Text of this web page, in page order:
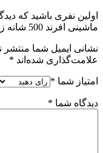
اولین نفری باشید که
ماشینی افرند 500 شانه زمینه مشکی مدل اساطیر”
نشانی ایمیل شما منتشر
علامت‌گذاری شده‌اند *
امتیاز شما *
دیدگاه شما *